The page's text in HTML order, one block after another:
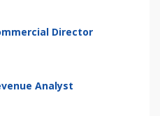
Director
Analyst